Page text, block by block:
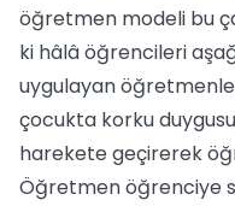
öğretmen modeli bu
ki hâlâ öğrencileri
uygulayan
çocukta korku
harekete geçirerek
Öğretmen öğrenciye